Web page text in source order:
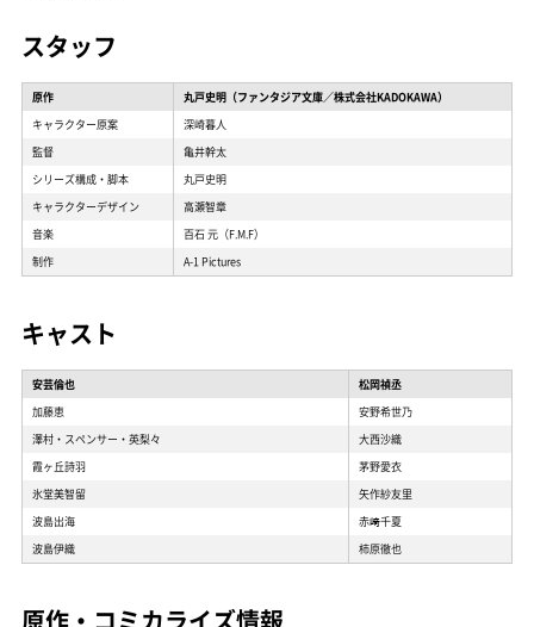
スタッフ
原作
丸戸史明（ファンタジア文庫／株式会社KADOKAWA）
キャラクター原案
深崎暮人
監督
亀井幹太
シリーズ構成・脚本
丸戸史明
キャラクターデザイン
高瀬智章
音楽
百石 元（F.M.F）
制作
A-1 Pictures
キャスト
安芸倫也
松岡禎丞
加藤恵
安野希世乃
澤村・スペンサー・英梨々
大西沙織
霞ヶ丘詩羽
茅野愛衣
氷堂美智留
矢作紗友里
波島出海
赤﨑千夏
波島伊織
柿原徹也